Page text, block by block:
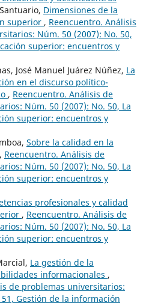
Dimensiones de la
superior , Reencuentro. Análisis
Núm. 50 (2007): No. 50,
superior: encuentros y
José Manuel Juárez Núñez, La
en el discurso político-
, Reencuentro. Análisis de
Núm. 50 (2007): No. 50, La
superior: encuentros y
Sobre la calidad en la
, Reencuentro. Análisis de
Núm. 50 (2007): No. 50, La
superior: encuentros y
profesionales y calidad
, Reencuentro. Análisis de
Núm. 50 (2007): No. 50, La
superior: encuentros y
La gestión de la
informacionales ,
de problemas universitarios:
Gestión de la información